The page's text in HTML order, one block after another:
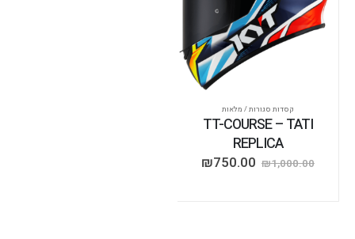
קסדות סגורות / מלאות
TT-COURSE – TATI
REPLICA
₪1,000.00
₪750.00